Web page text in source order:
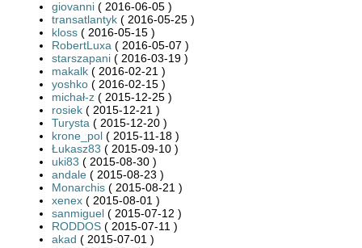
giovanni ( 2016-06-05 )
transatlantyk ( 2016-05-25 )
kloss ( 2016-05-15 )
RobertLuxa ( 2016-05-07 )
starszapani ( 2016-03-19 )
makalk ( 2016-02-21 )
yoshko ( 2016-02-15 )
michał-z ( 2015-12-25 )
rosiek ( 2015-12-21 )
Turysta ( 2015-12-20 )
krone_pol ( 2015-11-18 )
Łukasz83 ( 2015-09-10 )
uki83 ( 2015-08-30 )
andale ( 2015-08-23 )
Monarchis ( 2015-08-21 )
xenex ( 2015-08-01 )
sanmiguel ( 2015-07-12 )
RODDOS ( 2015-07-11 )
akad ( 2015-07-01 )